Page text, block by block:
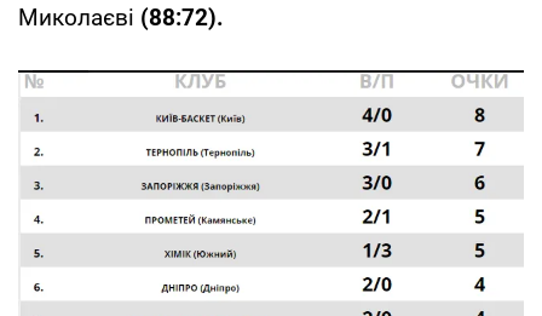
Миколаєві (88:72).